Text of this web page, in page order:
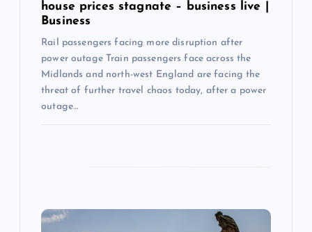
house prices stagnate – business live |
Business
Rail passengers facing more disruption after
power outage Train passengers face across the
Midlands and north-west England are facing the
threat of further travel chaos today, after a power
outage…